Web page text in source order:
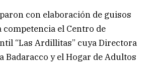
con elaboración de guisos
competencia el Centro de
“Las Ardillitas” cuya Directora
Badaracco y el Hogar de Adultos